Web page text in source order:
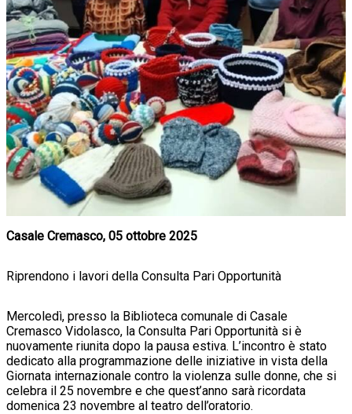
Casale Cremasco, 05 ottobre 2025
Riprendono i lavori della Consulta Pari Opportunità
Mercoledì, presso la Biblioteca comunale di Casale
Cremasco Vidolasco, la Consulta Pari Opportunità si è
nuovamente riunita dopo la pausa estiva. L’incontro è stato
dedicato alla programmazione delle iniziative in vista della
Giornata internazionale contro la violenza sulle donne, che si
celebra il 25 novembre e che quest’anno sarà ricordata
domenica 23 novembre al teatro dell’oratorio.